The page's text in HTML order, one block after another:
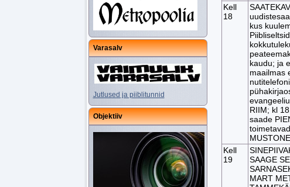
Varasalv
Jutlused ja piiblitunnid
Objektiiv
Kell
18
kus
kaudu; ja
maailmas
RIIM; kl
saade
Kell
19
SAAGE
MART